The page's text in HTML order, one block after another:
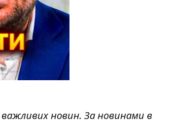
новин. За новинами в